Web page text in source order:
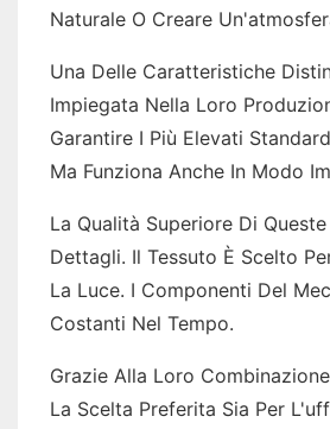
Naturale O Creare
Una Delle Caratteristiche
Impiegata Nella Loro
Garantire I Più Elevati
Ma Funziona Anche In Modo
La Qualità Superiore Di
Dettagli. Il Tessuto È Scelto
La Luce. I Componenti Del
Costanti Nel Tempo.
Grazie Alla Loro
La Scelta Preferita Sia Per